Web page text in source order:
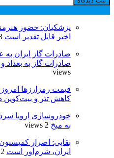
پزشکیان: حضور
اخیر قابل تقدیر است
صادرات گاز ایران
صادرات گاز به بغداد
views
کاهش تتر و بیت‌کوین
خودروسازی اروپا
به میخ 2 views
بقایی: اصرار کمیسیون
ایران، شرم‌آور است 2 views